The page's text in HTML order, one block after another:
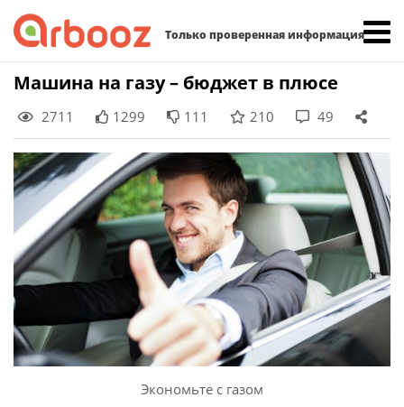
Только проверенная информация
Skip
content
Машина на газу – бюджет в плюсе
2711 1299 111 210 49
Экономьте с газом
Найти: